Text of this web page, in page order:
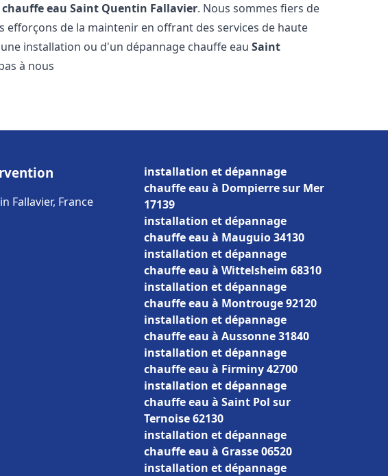
eau Saint Quentin Fallavier. Nous sommes fiers de
de la maintenir en offrant des services de haute
installation ou d'un dépannage chauffe eauSaint
à nous
Fallavier, France
installation et dépannage
chauffe eau à Dompierre sur Mer
17139
installation et dépannage
chauffe eau à Mauguio 34130
installation et dépannage
chauffe eau à Wittelsheim 68310
installation et dépannage
chauffe eau à Montrouge 92120
installation et dépannage
chauffe eau à Aussonne 31840
installation et dépannage
chauffe eau à Firminy 42700
installation et dépannage
chauffe eau à Saint Pol sur
Ternoise 62130
installation et dépannage
chauffe eau à Grasse 06520
installation et dépannage